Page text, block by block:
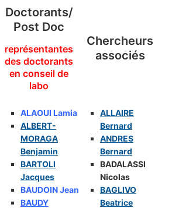
Doctorants/
Post Doc
représentantes
des doctorants
en conseil de
labo
Chercheurs
associés
ALAOUI Lamia
ALBERT-
MORAGA
Benjamin
BARTOLI
Jacques
BAUDOIN Jean
BAUDY
ALLAIRE
Bernard
ANDRES
Bernard
BADALASSI
Nicolas
BAGLIVO
Beatrice